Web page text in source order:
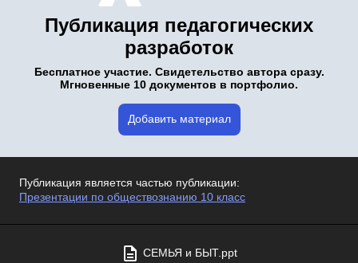
Публикация педагогических
разработок
Бесплатное участие. Свидетельство автора сразу.
Мгновенные 10 документов в портфолио.
Добавить материал
Публикация является частью публикации:
Презентации по обществознанию 10 класс
СЕМЬЯ и БЫТ.ppt